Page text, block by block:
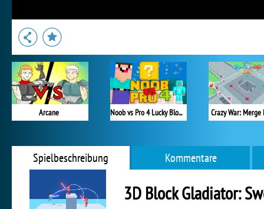
Arcane Noob vs Pro 4 Lucky Block Crazy War:
Spielbeschreibung Kommentare
3D Block Gladiator: